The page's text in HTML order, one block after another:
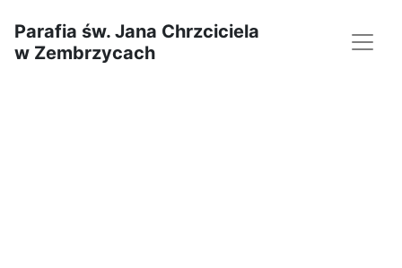
Parafia św. Jana Chrzciciela
w Zembrzycach